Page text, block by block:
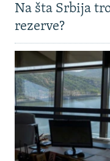
Na šta Srbija
rezerve?